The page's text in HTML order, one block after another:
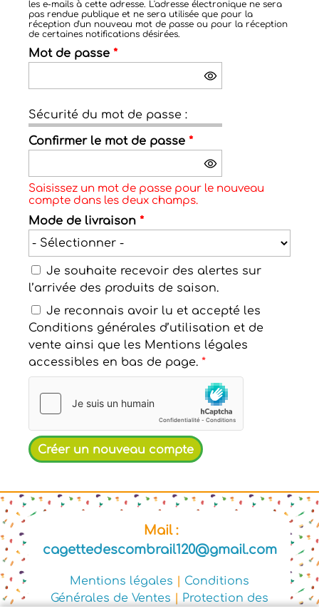
les e-mails à cette adresse. L'adresse électronique ne sera
pas rendue publique et ne sera utilisée que pour la
réception d'un nouveau mot de passe ou pour la réception
de certaines notifications désirées.
Mot de passe *
Sécurité du mot de passe :
Confirmer le mot de passe *
Saisissez un mot de passe pour le nouveau
compte dans les deux champs.
Mode de livraison *
Je souhaite recevoir des alertes sur
l’arrivée des produits de saison.
Je reconnais avoir lu et accepté les
Conditions générales d’utilisation et de
vente ainsi que les Mentions légales
accessibles en bas de page. *
Mail :
cagettedescombrail120@gmail.com
Mentions légales
Conditions
Générales de Ventes
Protection des